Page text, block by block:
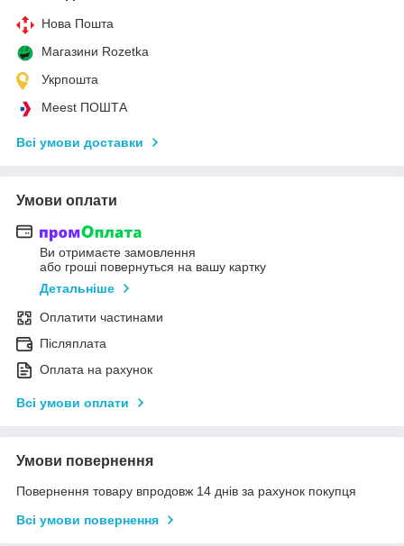
Нова Пошта
Магазини Rozetka
Укрпошта
Meest ПОШТА
Всі умови доставки
Умови оплати
Ви отримаєте замовлення
або гроші повернуться на вашу картку
Детальніше
Оплатити частинами
Післяплата
Оплата на рахунок
Всі умови оплати
Умови повернення
Повернення товару впродовж 14 днів за рахунок покупця
Всі умови повернення